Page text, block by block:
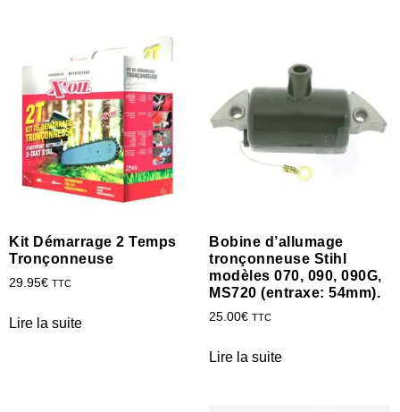
Kit Démarrage 2 Temps
Tronçonneuse
29.95€ TTC
Lire la suite
Bobine d’allumage
tronçonneuse Stihl
modèles 070, 090, 090G,
MS720 (entraxe: 54mm).
25.00€ TTC
Lire la suite